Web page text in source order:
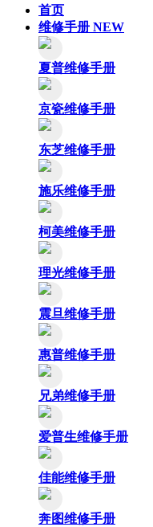
首页
维修手册 NEW
夏普维修手册
京瓷维修手册
东芝维修手册
施乐维修手册
柯美维修手册
理光维修手册
震旦维修手册
惠普维修手册
兄弟维修手册
爱普生维修手册
佳能维修手册
奔图维修手册